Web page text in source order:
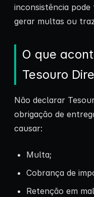
inconsistência
gerar multas ou
O que
Tesouro
Não declarar
obrigação de
causar:
Multa;
Cobrança de
Retenção em